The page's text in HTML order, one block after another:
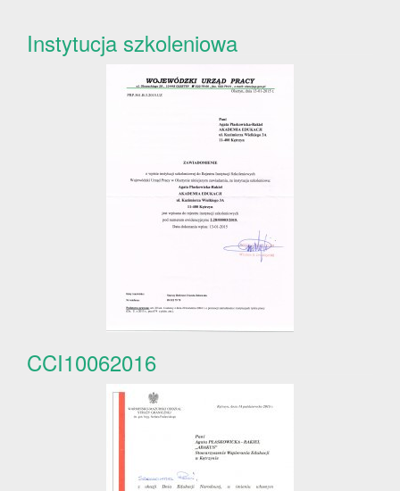
Instytucja szkoleniowa
CCI10062016